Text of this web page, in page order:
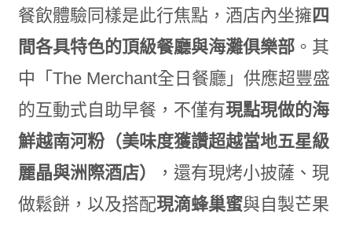
餐飲體驗同樣是此行焦點，酒店內坐擁 四
間各具特色的頂級餐廳與海灘俱樂部。其
中「The Merchant全日餐廳」供應超豐盛
的互動式自助早餐，不僅有現點現做的海
鮮越南河粉（美味度獲讚超越當地五星級
麗晶與洲際酒店）
，還有現烤小披薩、現
做鬆餅，以及搭配現滴蜂巢蜜與自製芒果